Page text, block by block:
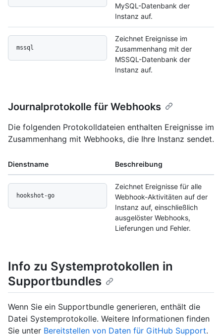
MySQL-Datenbank der
Instanz auf.
mssql
Zeichnet Ereignisse im
Zusammenhang mit der
MSSQL-Datenbank der
Instanz auf.
Journalprotokolle für Webhooks
Die folgenden Protokolldateien enthalten Ereignisse im
Zusammenhang mit Webhooks, die Ihre Instanz sendet.
Dienstname Beschreibung
hookshot-go
Zeichnet Ereignisse für alle
Webhook-Aktivitäten auf der
Instanz auf, einschließlich
ausgelöster Webhooks,
Lieferungen und Fehler.
Info zu Systemprotokollen in
Supportbundles
Wenn Sie ein Supportbundle generieren, enthält die
Datei Systemprotokolle. Weitere Informationen finden
Sie unter Bereitstellen von Daten für GitHub Support.